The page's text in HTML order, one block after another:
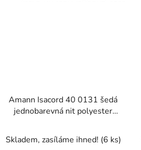
Amann Isacord 40 0131 šedá
jednobarevná nit polyester
Skladem, zasíláme ihned! (6 ks)